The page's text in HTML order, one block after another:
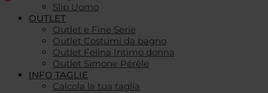
Slip Uomo
OUTLET
Outlet e Fine Serie
Outlet Costumi da bagno
Outlet Felina Intimo donna
Outlet Simone Pérèle
INFO TAGLIE
Calcola la tua taglia